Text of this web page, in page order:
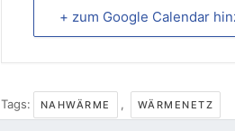
+ zum Google Calendar
Tags: NAHWÄRME , WÄRMENETZ